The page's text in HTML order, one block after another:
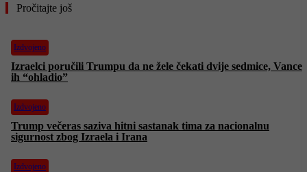
Pročitajte još
Izdvojeno
Izraelci poručili Trumpu da ne žele čekati dvije sedmice, Vance
ih “ohladio”
Izdvojeno
Trump večeras saziva hitni sastanak tima za nacionalnu
sigurnost zbog Izraela i Irana
Izdvojeno